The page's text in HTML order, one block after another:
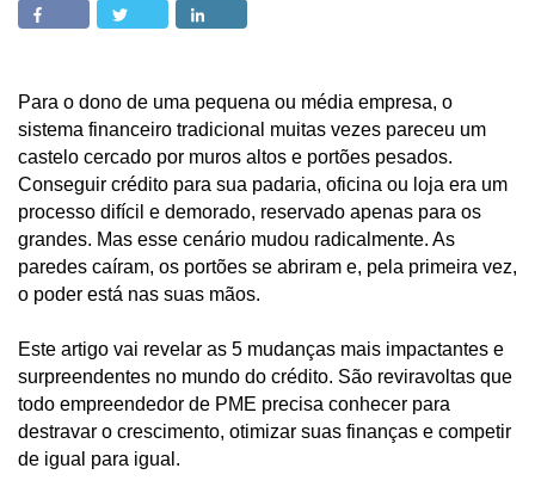
Para o dono de uma pequena ou média empresa, o
sistema financeiro tradicional muitas vezes pareceu um
castelo cercado por muros altos e portões pesados.
Conseguir crédito para sua padaria, oficina ou loja era um
processo difícil e demorado, reservado apenas para os
grandes. Mas esse cenário mudou radicalmente. As
paredes caíram, os portões se abriram e, pela primeira vez,
o poder está nas suas mãos.
Este artigo vai revelar as 5 mudanças mais impactantes e
surpreendentes no mundo do crédito. São reviravoltas que
todo empreendedor de PME precisa conhecer para
destravar o crescimento, otimizar suas finanças e competir
de igual para igual.